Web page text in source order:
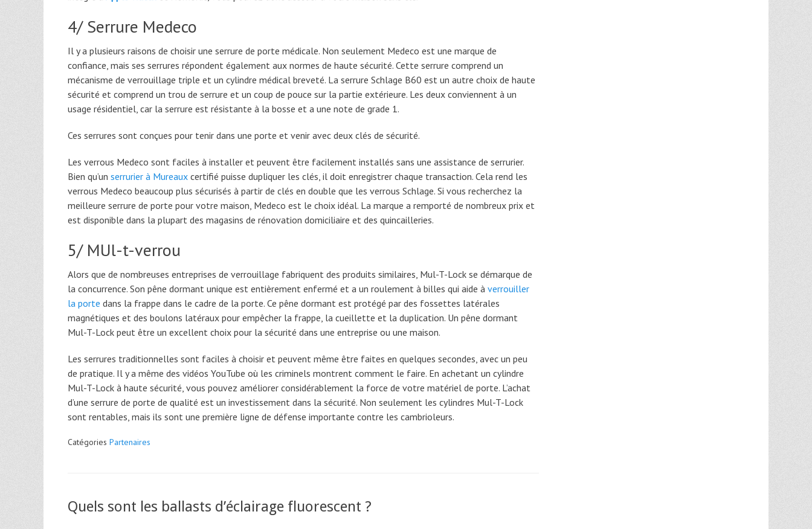
4/ Serrure Medeco
Il y a plusieurs raisons de choisir une serrure de porte médicale. Non seulement Medeco est une marque de
confiance, mais ses serrures répondent également aux normes de haute sécurité. Cette serrure comprend un
mécanisme de verrouillage triple et un cylindre médical breveté. La serrure Schlage B60 est un autre choix de haute
sécurité et comprend un trou de serrure et un coup de pouce sur la partie extérieure. Les deux conviennent à un
usage résidentiel, car la serrure est résistante à la bosse et a une note de grade 1.
Ces serrures sont conçues pour tenir dans une porte et venir avec deux clés de sécurité.
Les verrous Medeco sont faciles à installer et peuvent être facilement installés sans une assistance de serrurier.
Bien qu’un serrurier à Mureaux certifié puisse dupliquer les clés, il doit enregistrer chaque transaction. Cela rend les
verrous Medeco beaucoup plus sécurisés à partir de clés en double que les verrous Schlage. Si vous recherchez la
meilleure serrure de porte pour votre maison, Medeco est le choix idéal. La marque a remporté de nombreux prix et
est disponible dans la plupart des magasins de rénovation domiciliaire et des quincailleries.
5/ MUl-t-verrou
Alors que de nombreuses entreprises de verrouillage fabriquent des produits similaires, Mul-T-Lock se démarque de
la concurrence. Son pêne dormant unique est entièrement enfermé et a un roulement à billes qui aide à verrouiller
la porte dans la frappe dans le cadre de la porte. Ce pêne dormant est protégé par des fossettes latérales
magnétiques et des boulons latéraux pour empêcher la frappe, la cueillette et la duplication. Un pêne dormant
Mul-T-Lock peut être un excellent choix pour la sécurité dans une entreprise ou une maison.
Les serrures traditionnelles sont faciles à choisir et peuvent même être faites en quelques secondes, avec un peu
de pratique. Il y a même des vidéos YouTube où les criminels montrent comment le faire. En achetant un cylindre
Mul-T-Lock à haute sécurité, vous pouvez améliorer considérablement la force de votre matériel de porte. L’achat
d’une serrure de porte de qualité est un investissement dans la sécurité. Non seulement les cylindres Mul-T-Lock
sont rentables, mais ils sont une première ligne de défense importante contre les cambrioleurs.
Catégories Partenaires
Quels sont les ballasts d’éclairage fluorescent ?